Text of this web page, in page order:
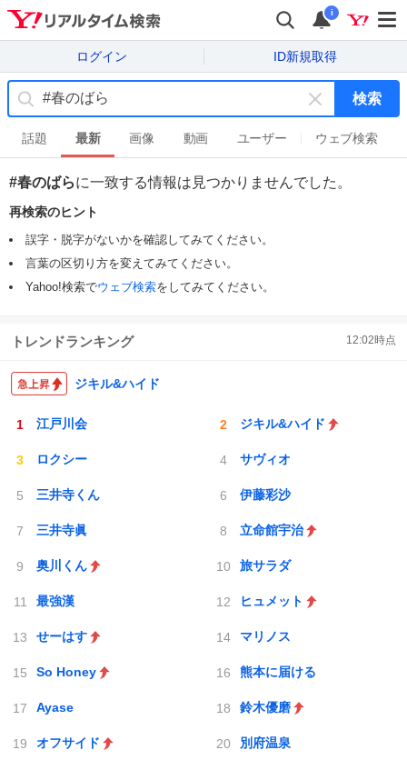
i
ログイン ID新規取得
キ
ー
ワ
ー
検索
話題 最新 画像 動画 ユーザー ウェブ検索
#春のばらに一致する情報は見つかりませんでした。
再検索のヒント
誤字・脱字がないかを確認してみてください。
言葉の区切り方を変えてみてください。
Yahoo!検索でウェブ検索をしてみてください。
トレンドランキング 12:02時点
ジキル&ハイド
江戸川会 ジキル&ハイド
ロクシー サヴィオ
三井寺くん 伊藤彩沙
三井寺眞 立命館宇治
奥川くん 旅サラダ
最強漢 ヒュメット
せーはす マリノス
So Honey 熊本に届ける
Ayase 鈴木優磨
オフサイド 別府温泉